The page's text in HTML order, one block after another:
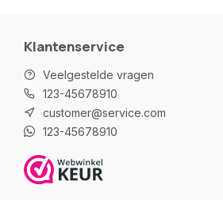
Klantenservice
Veelgestelde vragen
123-45678910
customer@service.com
123-45678910